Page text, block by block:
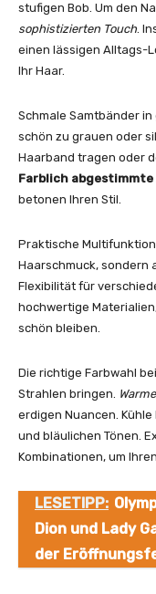
stufigen Bob. Um den
sophistizierten Touch.
einen lässigen Alltags-
Ihr Haar.
Schmale Samtbänder
schön zu grauen oder
Haarband tragen oder
Farblich abgestimmte
betonen Ihren Stil.
Praktische
Haarschmuck, sondern
Flexibilität für
hochwertige
schön bleiben.
Die richtige Farbwahl
Strahlen bringen.
erdigen Nuancen.
und bläulichen Tönen.
Kombinationen, um
LESETIPP:
Dion und Lady
der